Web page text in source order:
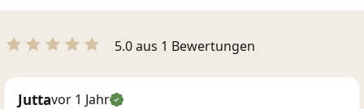
5.0 aus 1 Bewertungen
Juttavor 1 Jahr